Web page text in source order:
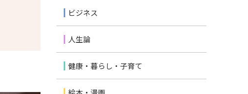
ビジネス
人生論
健康・暮らし・子育て